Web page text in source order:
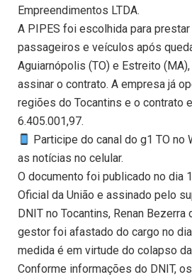
Empreendimentos LTDA.
A PIPES foi escolhida para
passageiros e veículos após
Aguiarnópolis (TO) e Estreito
assinar o contrato. A empresa já
regiões do Tocantins e o contrato
6.405.001,97.
Participe do canal do g1 TO no
as notícias no celular.
O documento foi publicado no dia
Oficial da União e assinado pelo
DNIT no Tocantins, Renan Bezerra
gestor foi afastado do cargo no
medida é em virtude do colapso
Conforme informações do DNIT,